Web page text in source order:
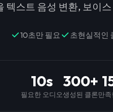
텍스트 음성 변환, 보이
10초만 필요 초현실적인
10s
필요한 오디오
300+
생성된 클론만